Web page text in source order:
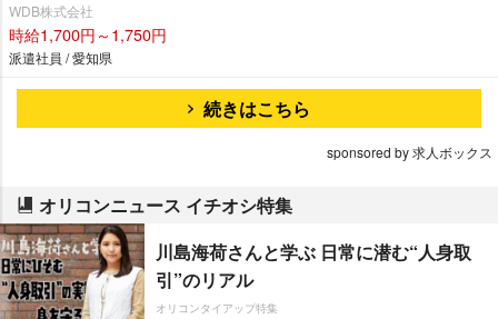
WDB株式会社
時給1,700円～1,750円
派遣社員 / 愛知県
続きはこちら
sponsored by 求人ボックス
オリコンニュース イチオシ特集
川島海荷さんと学ぶ 日常に潜む“人身取
引”のリアル
オリコンタイアップ特集